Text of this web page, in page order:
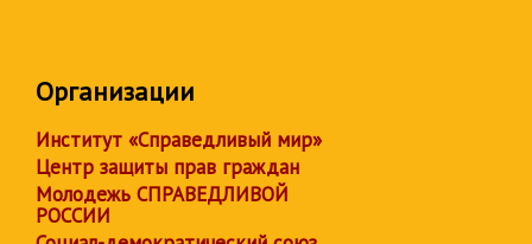
Организации
Институт «Справедливый мир»
Центр защиты прав граждан
Молодежь СПРАВЕДЛИВОЙ
РОССИИ